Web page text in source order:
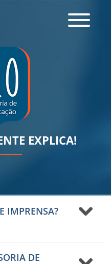
Toggle
EXPLICA!
IMPRENSA?
DE